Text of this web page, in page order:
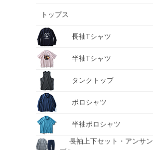
トップス
長袖Tシャツ
半袖Tシャツ
タンクトップ
ポロシャツ
半袖ポロシャツ
長袖上下セット・アンサン